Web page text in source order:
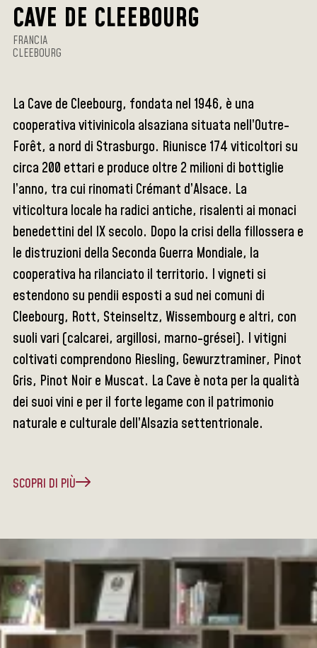
CAVE DE CLEEBOURG
FRANCIA
CLEEBOURG
La Cave de Cleebourg, fondata nel 1946, è una
cooperativa vitivinicola alsaziana situata nell’Outre-
Forêt, a nord di Strasburgo. Riunisce 174 viticoltori su
circa 200 ettari e produce oltre 2 milioni di bottiglie
l’anno, tra cui rinomati Crémant d’Alsace. La
viticoltura locale ha radici antiche, risalenti ai monaci
benedettini del IX secolo. Dopo la crisi della fillossera e
le distruzioni della Seconda Guerra Mondiale, la
cooperativa ha rilanciato il territorio. I vigneti si
estendono su pendii esposti a sud nei comuni di
Cleebourg, Rott, Steinseltz, Wissembourg e altri, con
suoli vari (calcarei, argillosi, marno-grései). I vitigni
coltivati comprendono Riesling, Gewurztraminer, Pinot
Gris, Pinot Noir e Muscat. La Cave è nota per la qualità
dei suoi vini e per il forte legame con il patrimonio
naturale e culturale dell’Alsazia settentrionale.
SCOPRI DI PIÙ